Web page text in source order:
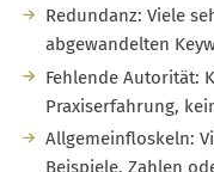
Redundanz: Viele
abgewandelten
Fehlende Autorität:
Praxiserfahrung,
Allgemeinfloskeln: